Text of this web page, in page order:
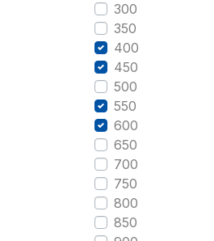
300
350
400
450
500
550
600
650
700
750
800
850